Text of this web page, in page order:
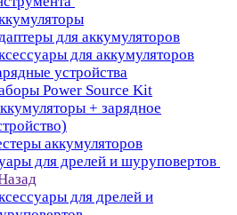
для аккумуляторов
для аккумуляторов
устройства
Power Source Kit
+ зарядное
аккумуляторов
для дрелей и шуруповертов
для дрелей и